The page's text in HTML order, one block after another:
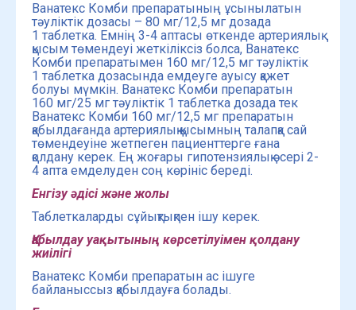
Ванатекс Комби препаратының ұсынылатын
тәуліктік дозасы – 80 мг/12,5 мг дозада
1 таблетка. Емнің 3-4 аптасы өткенде артериялық
қысым төмендеуі жеткіліксіз болса, Ванатекс
Комби препаратымен 160 мг/12,5 мг тәуліктік
1 таблетка дозасында емдеуге ауысу қажет
болуы мүмкін. Ванатекс Комби препаратын
160 мг/25 мг тәуліктік 1 таблетка дозада тек
Ванатекс Комби 160 мг/12,5 мг препаратын
қабылдағанда артериялық қысымның талапқа сай
төмендеуіне жетпеген пациенттерге ғана
қолдану керек. Ең жоғары гипотензиялық әсері 2-
4 апта емделуден соң көрініс береді.
Енгізу әдісі және жолы
Таблеткаларды сұйықтықпен ішу керек.
Қабылдау уақытының көрсетілуімен қолдану
жиілігі
Ванатекс Комби препаратын ас ішуге
байланыссыз қабылдауға болады.